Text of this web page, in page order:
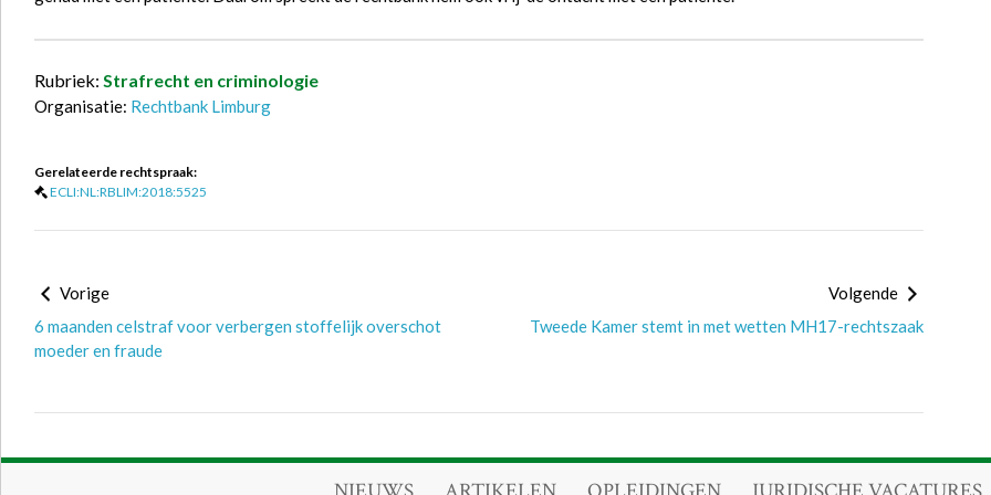
Rubriek: Strafrecht en criminologie
Organisatie: Rechtbank Limburg
Gerelateerde rechtspraak:
ECLI:NL:RBLIM:2018:5525
Vorige
6 maanden celstraf voor verbergen stoffelijk overschot
moeder en fraude
Volgende
Tweede Kamer stemt in met wetten MH17-rechtszaak